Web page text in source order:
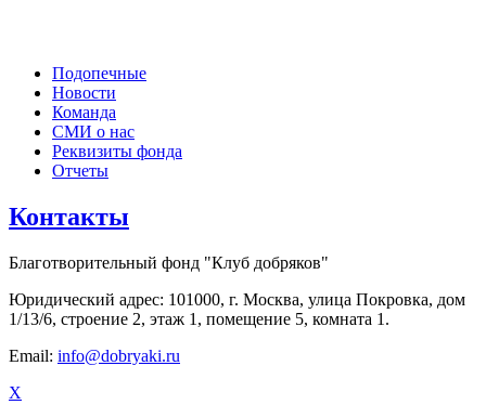
Подопечные
Новости
Команда
СМИ о нас
Реквизиты фонда
Отчеты
Контакты
Благотворительный фонд "Клуб добряков"
Юридический адрес: 101000, г. Москва, улица Покровка, дом
1/13/6, строение 2, этаж 1, помещение 5, комната 1.
Email: info@dobryaki.ru
X